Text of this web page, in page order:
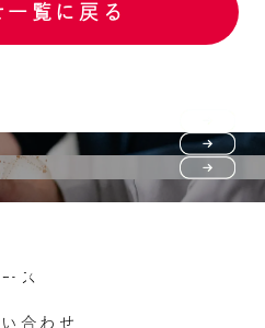
一覧に戻る
ス
合わせ